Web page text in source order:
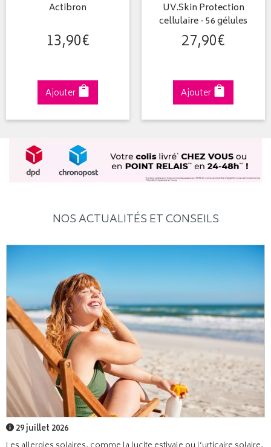
Actibron
13,90€
Ajouter
UV.Skin Protection
cellulaire - 56 gélules
27,90€
Ajouter
NOS ACTUALITÉS ET CONSEILS
29 juillet 2026